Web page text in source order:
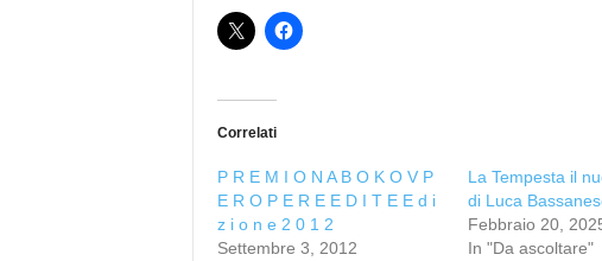
Correlati
P R E M I O N A B O K O V P
E R O P E R E E D I T E E d i
z i o n e 2 0 1 2
Settembre 3, 2012
La Tempesta il
di Luca
Febbraio 20,
In "Da ascoltare"